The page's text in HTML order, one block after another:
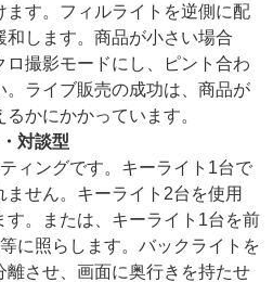
す。フィルライトを逆側に配
します。商品が小さい場合
撮影モードにし、ピント合わ
ライブ販売の成功は、商品が
かにかかっています。
対談型
ィングです。キーライト1台で
せん。キーライト2台を使用
す。または、キーライト1台を前
に照らします。バックライトを
させ、画面に奥行きを持たせ